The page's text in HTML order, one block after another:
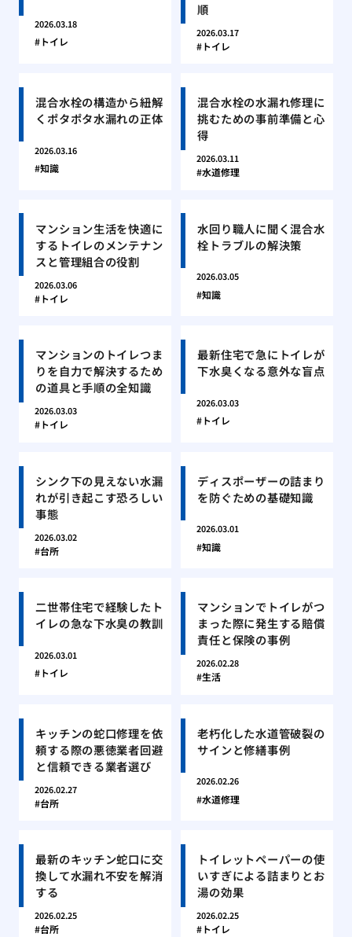
2026.03.18
トイレ
順
2026.03.17
トイレ
混合水栓の構造から紐解
くポタポタ水漏れの正体
2026.03.16
知識
混合水栓の水漏れ修理に
挑むための事前準備と心
得
2026.03.11
水道修理
マンション生活を快適に
するトイレのメンテナン
スと管理組合の役割
2026.03.06
トイレ
水回り職人に聞く混合水
栓トラブルの解決策
2026.03.05
知識
マンションのトイレつま
りを自力で解決するため
の道具と手順の全知識
2026.03.03
トイレ
最新住宅で急にトイレが
下水臭くなる意外な盲点
2026.03.03
トイレ
シンク下の見えない水漏
れが引き起こす恐ろしい
事態
2026.03.02
台所
ディスポーザーの詰まり
を防ぐための基礎知識
2026.03.01
知識
二世帯住宅で経験したト
イレの急な下水臭の教訓
2026.03.01
トイレ
マンションでトイレがつ
まった際に発生する賠償
責任と保険の事例
2026.02.28
生活
キッチンの蛇口修理を依
頼する際の悪徳業者回避
と信頼できる業者選び
2026.02.27
台所
老朽化した水道管破裂の
サインと修繕事例
2026.02.26
水道修理
最新のキッチン蛇口に交
換して水漏れ不安を解消
する
2026.02.25
台所
トイレットペーパーの使
いすぎによる詰まりとお
湯の効果
2026.02.25
トイレ